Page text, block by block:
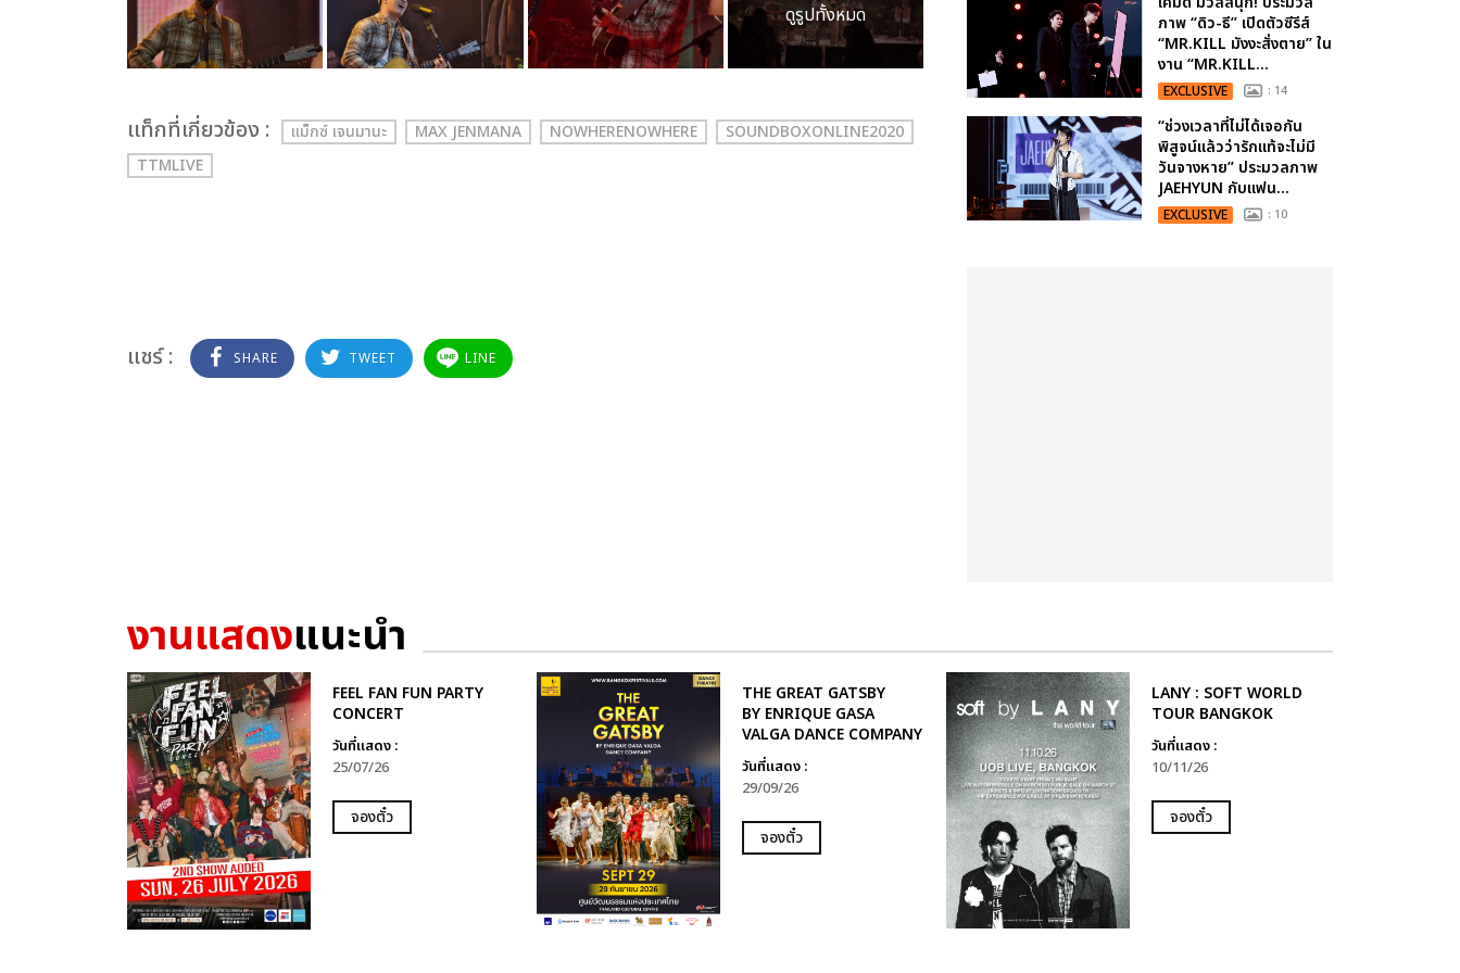
ดูรูปทั้งหมด
เเท็กที่เกี่ยวข้อง : แม็กซ์ เจนมานะ MAX JENMANA NOWHERENOWHERE
SOUNDBOXONLINE2020
TTMLIVE
แชร์ : SHARE TWEET LINE
ภาพ “ดิว-ธี” เปิดตัวซีรีส์
“MR.KILL มังงะสั่งตาย” ใน
งาน “MR.KILL...
EXCLUSIVE : 14
“ช่วงเวลาที่ไม่ได้เจอกัน
พิสูจน์แล้วว่ารักแท้จะไม่มี
วันจางหาย” ประมวลภาพ
JAEHYUN กับแฟน...
EXCLUSIVE : 10
งานแสดงแนะนำ
FEEL FAN FUN PARTY
CONCERT
วันที่แสดง :
25/07/26
จองตั๋ว
THE GREAT GATSBY
BY ENRIQUE GASA
VALGA DANCE COMPANY
วันที่แสดง :
29/09/26
จองตั๋ว
LANY : SOFT WORLD
TOUR BANGKOK
วันที่แสดง :
10/11/26
จองตั๋ว